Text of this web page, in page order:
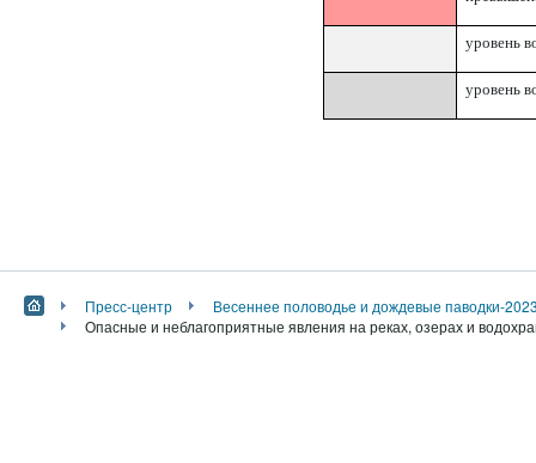
уровень
уровень
Пресс-центр
Весеннее половодье и дождевые паводки-
Опасные и неблагоприятные явления на реках, озерах и